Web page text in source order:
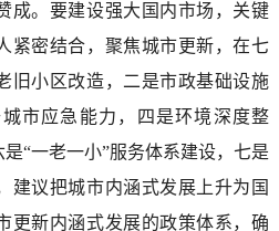
成。要建设强大国内市场，关键
紧密结合，聚焦城市更新，在七
旧小区改造，二是市政基础设施
市应急能力，四是环境深度整
“一老一小”服务体系建设，七是
建议把城市内涵式发展上升为国
更新内涵式发展的政策体系，确